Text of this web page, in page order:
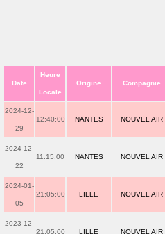
Date
Heure
Locale
Origine Compagnie
2024-12-
29
12:40:00 NANTES NOUVEL AIR
2024-12-
22
11:15:00 NANTES NOUVEL AIR
2024-01-
05
21:05:00 LILLE NOUVEL AIR
2023-12-
21:05:00 LILLE NOUVEL AIR